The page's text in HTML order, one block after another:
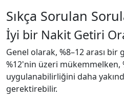
Sıkça Sorulan
İyi bir Nakit Getiri
Genel olarak, %8–12 arası
%12'nin üzeri mükemmelken,
uygulanabilirliğini daha
gerektirebilir.